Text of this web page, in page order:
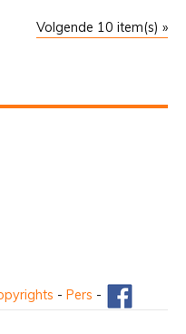
Volgende 10 item(s) »
- Pers -